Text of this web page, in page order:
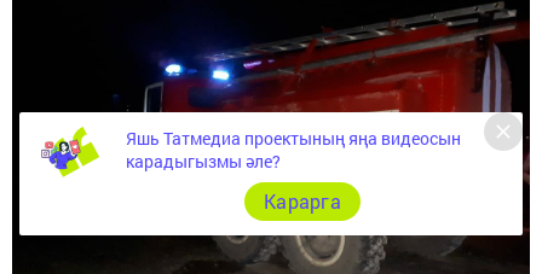
Яшь Татмедиа проектының яңа видеосын
карадыгызмы әле?
Карарга